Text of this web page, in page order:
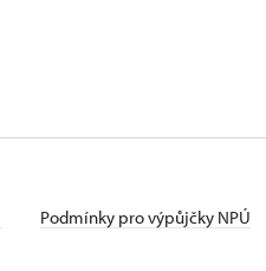
Podmínky pro výpůjčky NPÚ